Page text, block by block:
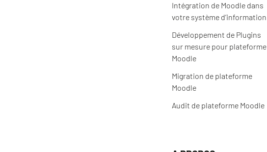
Intégration de Moodle dans
votre système d’information
Développement de Plugins
sur mesure pour plateforme
Moodle
Migration de plateforme
Moodle
Audit de plateforme Moodle